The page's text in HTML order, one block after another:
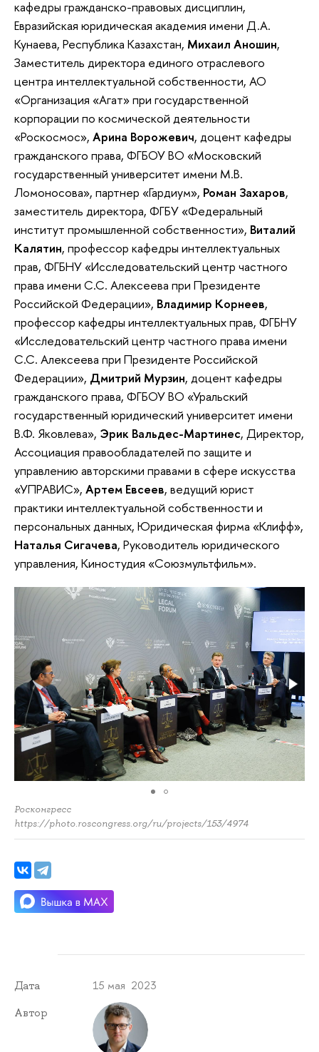
кафедры гражданско-правовых дисциплин,
Евразийская юридическая академия имени Д.А.
Кунаева, Республика Казахстан, Михаил Аношин,
Заместитель директора единого отраслевого
центра интеллектуальной собственности, АО
«Организация «Агат» при государственной
корпорации по космической деятельности
«Роскосмос», Арина Ворожевич, доцент кафедры
гражданского права, ФГБОУ ВО «Московский
государственный университет имени М.В.
Ломоносова», партнер «Гардиум», Роман Захаров,
заместитель директора, ФГБУ «Федеральный
институт промышленной собственности», Виталий
Калятин, профессор кафедры интеллектуальных
прав, ФГБНУ «Исследовательский центр частного
права имени С.С. Алексеева при Президенте
Российской Федерации», Владимир Корнеев,
профессор кафедры интеллектуальных прав, ФГБНУ
«Исследовательский центр частного права имени
С.С. Алексеева при Президенте Российской
Федерации», Дмитрий Мурзин, доцент кафедры
гражданского права, ФГБОУ ВО «Уральский
государственный юридический университет имени
В.Ф. Яковлева», Эрик Вальдес-Мартинес, Директор,
Ассоциация правообладателей по защите и
управлению авторскими правами в сфере искусства
«УПРАВИС», Артем Евсеев, ведущий юрист
практики интеллектуальной собственности и
персональных данных, Юридическая фирма «Клифф»,
Наталья Сигачева, Руководитель юридического
управления, Киностудия «Союзмультфильм».
Росконгресс
https://photo.roscongress.org/ru/projects/153/4974
Дата 15 мая 2023
Автор